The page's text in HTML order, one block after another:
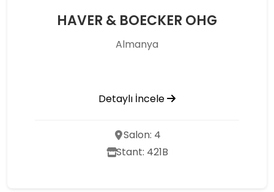
HAVER & BOECKER OHG
Almanya
Detaylı İncele
Salon: 4
Stant: 421B